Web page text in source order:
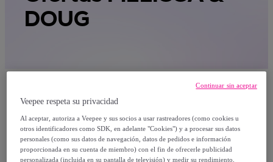
DOUG
Actualmente no hay productos disponibles.
Regístrate y accede a todos los productos visibles
Veepee respeta su privacidad
Al aceptar, autoriza a Veepee y sus socios a usar rastreadores (como cookies u
otros identificadores como SDK, en adelante "Cookies") y a procesar sus datos
personales (como sus datos de navegación, datos de pedidos e información
proporcionada en su cuenta de miembro) con el fin de ofrecerle publicidad
personalizada (incluida en su pantalla de televisión) y medir su rendimiento,
Continuar sin aceptar